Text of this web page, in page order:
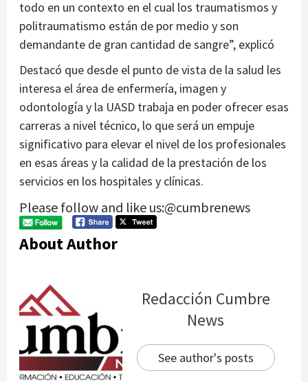
todo en un contexto en el cual los traumatismos y
politraumatismo están de por medio y son
demandante de gran cantidad de sangre”, explicó
Destacó que desde el punto de vista de la salud les
interesa el área de enfermería, imagen y
odontología y la UASD trabaja en poder ofrecer esas
carreras a nivel técnico, lo que será un empuje
significativo para elevar el nivel de los profesionales
en esas áreas y la calidad de la prestación de los
servicios en los hospitales y clínicas.
Please follow and like us:@cumbrenews
About Author
Redacción Cumbre
News
See author's posts